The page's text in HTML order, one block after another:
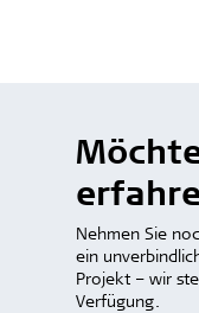
Nehmen Sie
ein
Projekt – wir
Verfügung.